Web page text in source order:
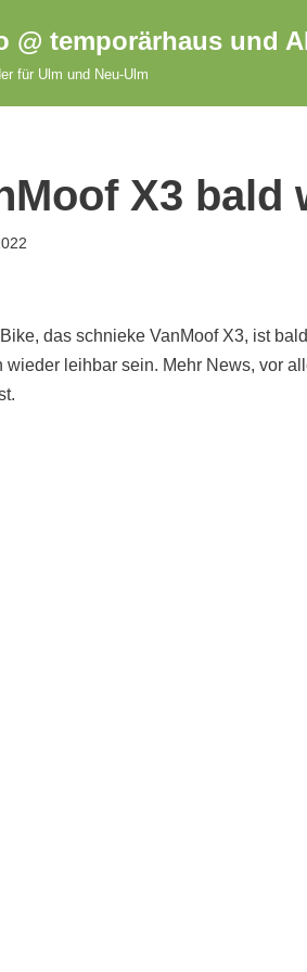
@ temporärhaus und
für Ulm und Neu-Ulm
X3 bald
das schnieke VanMoof X3, ist
wieder leihbar sein. Mehr News, vor